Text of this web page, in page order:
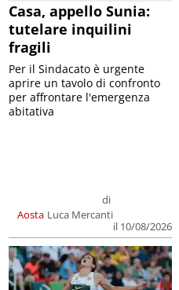
Casa, appello Sunia:
tutelare inquilini
fragili
Aosta
di
Luca Mercanti
il 10/08/2026
Per il Sindacato è urgente
aprire un tavolo di confronto
per affrontare l'emergenza
abitativa